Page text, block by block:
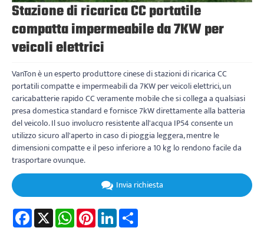
Stazione di ricarica CC portatile
compatta impermeabile da 7KW per
veicoli elettrici
VanTon è un esperto produttore cinese di stazioni di ricarica CC
portatili compatte e impermeabili da 7KW per veicoli elettrici, un
caricabatterie rapido CC veramente mobile che si collega a qualsiasi
presa domestica standard e fornisce 7kW direttamente alla batteria
del veicolo. Il suo involucro resistente all'acqua IP54 consente un
utilizzo sicuro all'aperto in caso di pioggia leggera, mentre le
dimensioni compatte e il peso inferiore a 10 kg lo rendono facile da
trasportare ovunque.
Invia richiesta
Facebook
X WhatsAppPinterestLinkedIn